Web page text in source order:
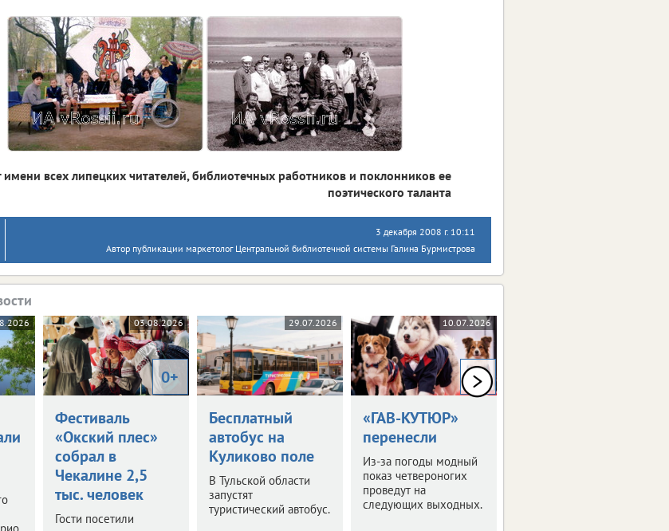
имени всех липецких читателей, библиотечных работников и поклонников ее
поэтического таланта
3 декабря 2008 г. 10:11
Автор публикации маркетолог Центральной библиотечной системы Галина Бурмистрова
03.08.2026
0+
Фестиваль
«Окский плес»
собрал в
Чекалине 2,5
тыс. человек
Гости посетили
29.07.2026
Бесплатный
автобус на
Куликово поле
В Тульской области
запустят
туристический автобус.
10.07.2026
0+
«ГАВ-КУТЮР»
перенесли
Из-за погоды модный
показ четвероногих
проведут на
следующих выходных.